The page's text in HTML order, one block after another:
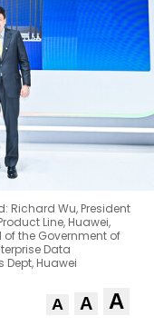
Richard Wu, President
Line, Huawei,
the Government of
Data
Huawei
A A A